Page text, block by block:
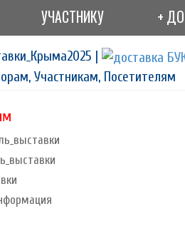
УЧАСТНИКУ +
|
Участникам, Посетителям